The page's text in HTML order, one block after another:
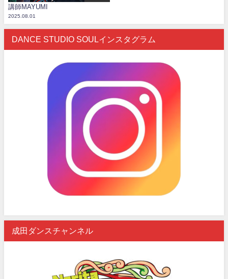
講師MAYUMI
2025.08.01
DANCE STUDIO SOULインスタグラム
成田ダンスチャンネル